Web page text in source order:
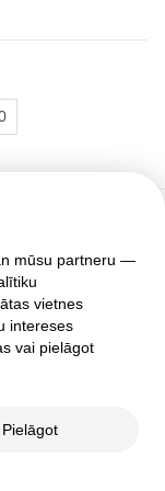
mūsu partneru —
vietnes
intereses
vai pielāgot
Pielāgot